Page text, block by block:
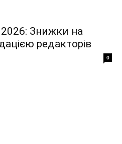
Знижки на
редакторів
0